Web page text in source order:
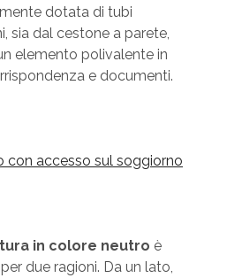
dotata di tubi
sia dal cestone a parete,
elemento polivalente in
e documenti.
in colore neutro è
due ragioni. Da un lato,